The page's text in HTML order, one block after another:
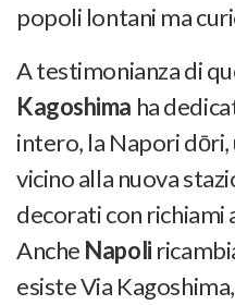
popoli lontani ma
A testimonianza di
Kagoshima ha
intero, la Napori
vicino alla nuova
decorati con
Anche Napoli
esiste Via